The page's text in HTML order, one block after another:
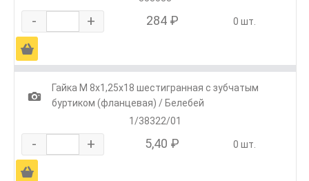
- + 284 ₽ 0 шт.
Ä
1
Гайка М 8х1,25х18 шестигранная с зубчатым
буртиком (фланцевая) / Белебей
1/38322/01
- + 5,40 ₽ 0 шт.
Ä